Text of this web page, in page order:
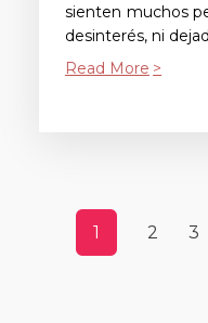
sienten muchos
desinterés, ni
Read More
1 2 3